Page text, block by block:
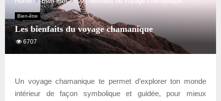
Bien-être
Les bienfaits du voyage chamanique
6707
Un voyage chamanique te permet d’explorer ton monde
intérieur de façon symbolique et guidée, pour mieux